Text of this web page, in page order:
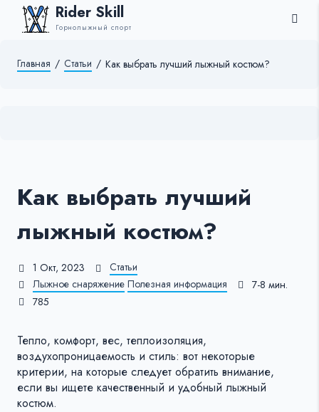
Rider Skill
Горнолыжный спорт
Главная / Статьи / Как выбрать лучший лыжный костюм?
Как выбрать лучший
лыжный костюм?
1 Окт, 2023
Статьи
Лыжное снаряжение Полезная информация
7-8 мин.
785
Тепло, комфорт, вес, теплоизоляция,
воздухопроницаемость и стиль: вот некоторые
критерии, на которые следует обратить внимание,
если вы ищете качественный и удобный лыжный
костюм.